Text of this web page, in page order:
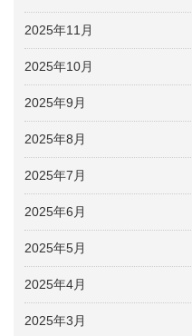
2025年11月
2025年10月
2025年9月
2025年8月
2025年7月
2025年6月
2025年5月
2025年4月
2025年3月